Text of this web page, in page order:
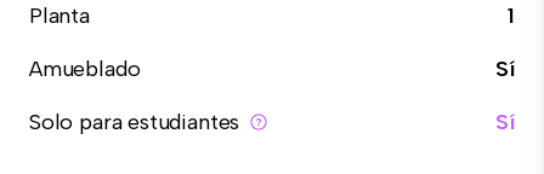
Planta
1
Amueblado
Sí
Solo para estudiantes
Sí